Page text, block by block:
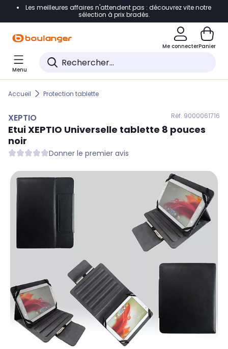
Accéder directement à la navigation
Accéder directement au pied de page
Accéder directement au chatbot
Les meilleures affaires n'attendent pas : découvrez vite notre
sélection à prix bradés.
Me connecterPanier
Menu
Accueil Protection tablette
XEPTIO Réf. 9000061716
EtuiXEPTIO Universelle tablette 8 pouces
noir
Donner le premier avis